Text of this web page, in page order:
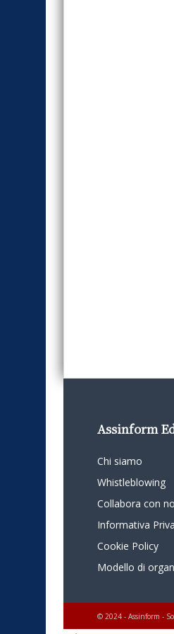
Assinform
Chi siamo
Whistleblowing
Collabora con
Informativa
Cookie Policy
Modello di
© 2024 - Assinform -